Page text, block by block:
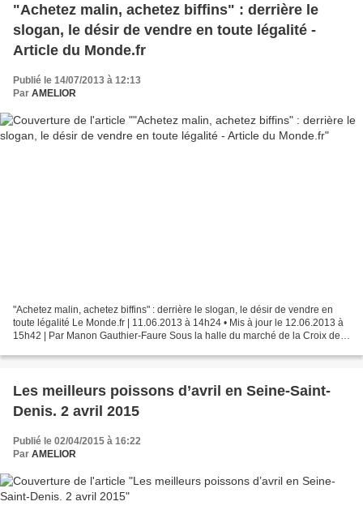
"Achetez malin, achetez biffins" : derrière le
slogan, le désir de vendre en toute légalité -
Article du Monde.fr
Publié le 14/07/2013 à 12:13
Par AMELIOR
"Achetez malin, achetez biffins" : derrière le slogan, le désir de vendre en
toute légalité Le Monde.fr | 11.06.2013 à 14h24 • Mis à jour le 12.06.2013 à
15h42 | Par Manon Gauthier-Faure Sous la halle du marché de la Croix de
Les meilleurs poissons d’avril en Seine-Saint-
Denis. 2 avril 2015
Publié le 02/04/2015 à 16:22
Par AMELIOR